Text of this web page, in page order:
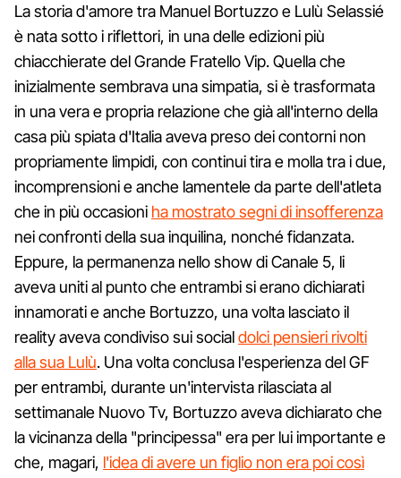
La storia d'amore tra Manuel Bortuzzo e Lulù Selassié
è nata sotto i riflettori, in una delle edizioni più
chiacchierate del Grande Fratello Vip. Quella che
inizialmente sembrava una simpatia, si è trasformata
in una vera e propria relazione che già all'interno della
casa più spiata d'Italia aveva preso dei contorni non
propriamente limpidi, con continui tira e molla tra i due,
incomprensioni e anche lamentele da parte dell'atleta
che in più occasioni ha mostrato segni di insofferenza
nei confronti della sua inquilina, nonché fidanzata.
Eppure, la permanenza nello show di Canale 5, li
aveva uniti al punto che entrambi si erano dichiarati
innamorati e anche Bortuzzo, una volta lasciato il
reality aveva condiviso sui socialdolci pensieri rivolti
alla sua Lulù. Una volta conclusa l'esperienza del GF
per entrambi, durante un'intervista rilasciata al
settimanale Nuovo Tv, Bortuzzo aveva dichiarato che
la vicinanza della "principessa" era per lui importante e
che, magari, l'idea di avere un figlio non era poi così